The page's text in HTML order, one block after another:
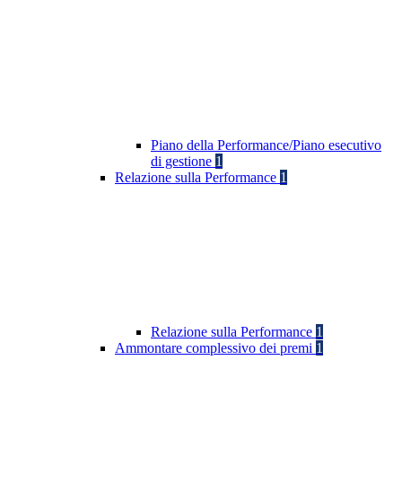
Piano della Performance/Piano esecutivo
di gestione 1
Relazione sulla Performance 1
Relazione sulla Performance 1
Ammontare complessivo dei premi 1